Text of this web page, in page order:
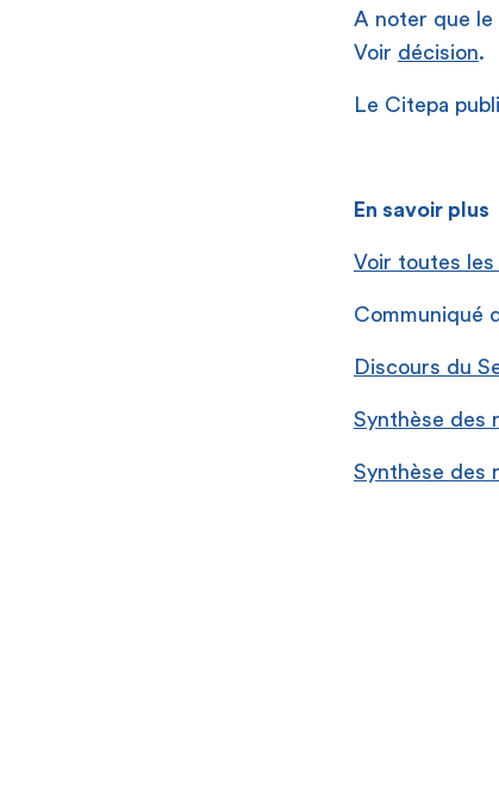
A noter que le
Voir décision.
Le Citepa
En savoir plus
Voir toutes
Communiqué
Discours du
Synthèse des
Synthèse des